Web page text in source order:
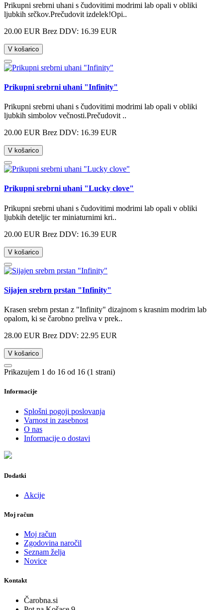
Prikupni srebrni uhani s čudovitimi modrimi lab opali v obliki
ljubkih srčkov.Prečudovit izdelek!Opi..
20.00 EUR Brez DDV: 16.39 EUR
V košarico
Prikupni srebrni uhani "Infinity"
Prikupni srebrni uhani s čudovitimi modrimi lab opali v obliki
ljubkih simbolov večnosti.Prečudovit ..
20.00 EUR Brez DDV: 16.39 EUR
V košarico
Prikupni srebrni uhani "Lucky clove"
Prikupni srebrni uhani s čudovitimi modrimi lab opali v obliki
ljubkih deteljic ter miniaturnimi kri..
20.00 EUR Brez DDV: 16.39 EUR
V košarico
Sijajen srebrn prstan "Infinity"
Krasen srebrn prstan z "Infinity" dizajnom s krasnim modrim lab
opalom, ki se čarobno preliva v prek..
28.00 EUR Brez DDV: 22.95 EUR
V košarico
Prikazujem 1 do 16 od 16 (1 strani)
Informacije
Splošni pogoji poslovanja
Varnost in zasebnost
O nas
Informacije o dostavi
Dodatki
Akcije
Moj račun
Moj račun
Zgodovina naročil
Seznam želja
Novice
Kontakt
Čarobna.si